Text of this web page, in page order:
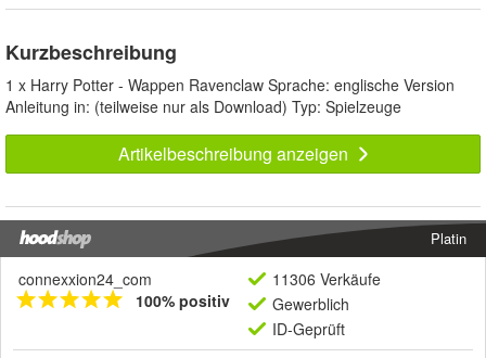
Kurzbeschreibung
1 x Harry Potter - Wappen Ravenclaw Sprache: englische Version
Anleitung in: (teilweise nur als Download) Typ: Spielzeuge
Artikelbeschreibung anzeigen
Platin
connexxion24_com
100% positiv
11306 Verkäufe
Gewerblich
ID-Geprüft